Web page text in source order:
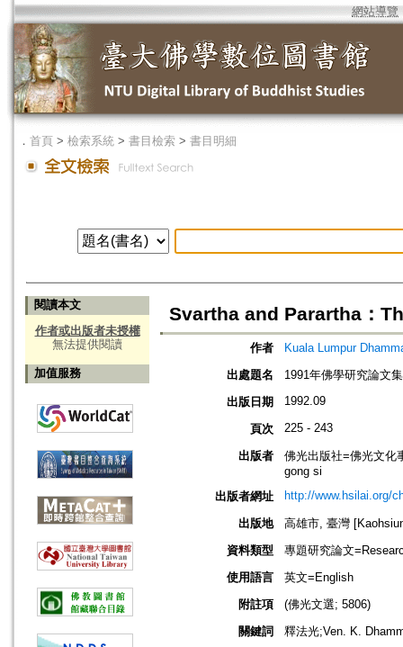
網站導覽
． 首頁 > 檢索系統 > 書目檢索 > 書目明細
閱讀本文
作者或出版者未授權
無法提供閱讀
加值服務
Svartha and Parartha：
作者
Kuala Lumpur
出處題名
1991年佛學研究論文
出版日期
1992.09
頁次 225 - 243
出版者
佛光出版社=佛光文化
gong si
出版者網址
http://www.hsilai.org/
出版地
高雄市, 臺灣
資料類型
專題研究論文
使用語言
英文=English
附註項
(佛光文選; 5806)
關鍵詞
釋法光;Ven. K.